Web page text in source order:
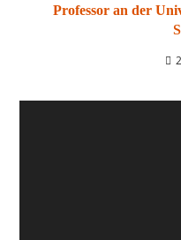
Professor an der